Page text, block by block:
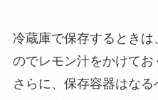
冷蔵庫で保存するとき
のでレモン汁をかけて
さらに、保存容器はな